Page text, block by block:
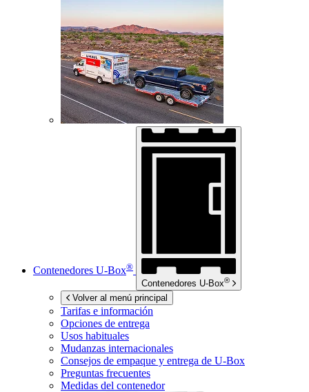
Contenedores U-Box®
Contenedores U-Box®
Volver al menú principal
Tarifas e información
Opciones de entrega
Usos habituales
Mudanzas internacionales
Consejos de empaque y entrega de U-Box
Preguntas frecuentes
Medidas del contenedor